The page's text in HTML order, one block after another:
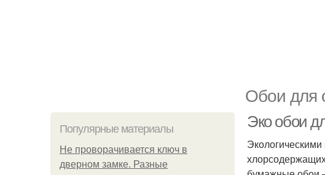
Обои для
Популярные материалы
Не проворачивается ключ в
дверном замке. Разные
Эко обои
хлорсодержащих